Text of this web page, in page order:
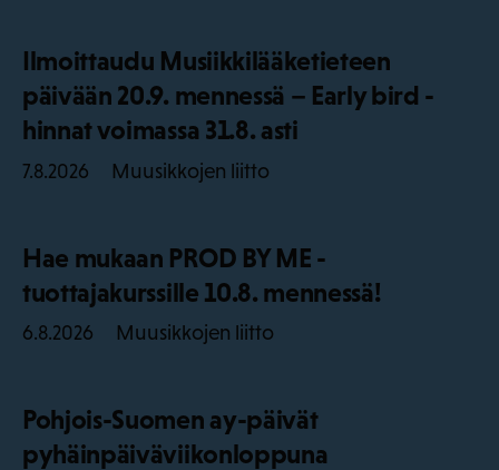
Ilmoittaudu Musiikkilääketieteen
päivään 20.9. mennessä – Early bird -
hinnat voimassa 31.8. asti
7.8.2026 Muusikkojen liitto
Hae mukaan PROD BY ME -
tuottajakurssille 10.8. mennessä!
6.8.2026 Muusikkojen liitto
Pohjois-Suomen ay-päivät
pyhäinpäiväviikonloppuna